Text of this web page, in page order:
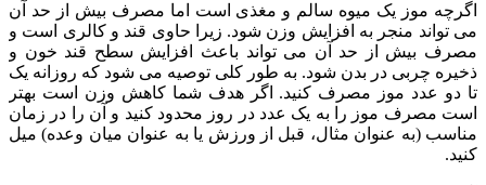
اگرچه موز یک میوه سالم و مغذی است اما مصرف بیش از حد آن
می تواند منجر به افزایش وزن شود. زیرا حاوی قند و کالری است و
مصرف بیش از حد آن می تواند باعث افزایش سطح قند خون و
ذخیره چربی در بدن شود. به طور کلی توصیه می شود که روزانه یک
تا دو عدد موز مصرف کنید. اگر هدف شما کاهش وزن است بهتر
است مصرف موز را به یک عدد در روز محدود کنید و آن را در زمان
مناسب (به عنوان مثال، قبل از ورزش یا به عنوان میان وعده) میل
کنید.